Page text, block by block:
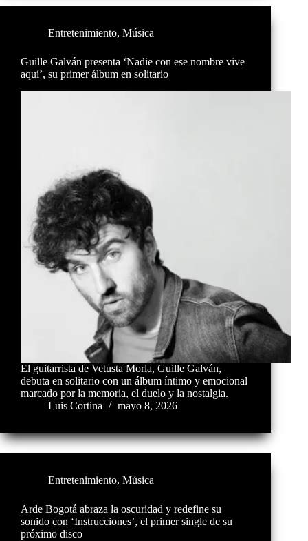
Entretenimiento, Música
Guille Galván presenta ‘Nadie con ese nombre vive
aquí’, su primer álbum en solitario
El guitarrista de Vetusta Morla, Guille Galván,
debuta en solitario con un álbum íntimo y emocional
marcado por la memoria, el duelo y la nostalgia.
Luis Cortina
mayo 8, 2026
Entretenimiento, Música
Arde Bogotá abraza la oscuridad y redefine su
sonido con ‘Instrucciones’, el primer single de su
próximo disco